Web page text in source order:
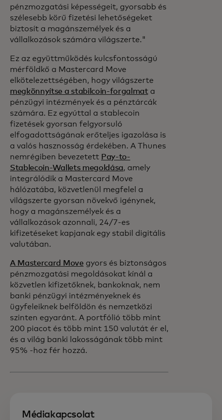
pénzmozgatási képességeit, gyorsabb és
szélesebb körű fizetési lehetőségeket
biztosít a magánszemélyek és a
vállalkozások számára világszerte."
Ez az együttműködés kulcsfontosságú
mérföldkő a Mastercard Move
elkötelezettségében, hogy világszerte
megkönnyítse a stabilcoin-forgalmata
pénzügyi intézmények és a pénztárcák
számára. Ez egyúttal a stablecoin
fizetések gyorsan felgyorsuló
elfogadottságának erőteljes igazolása is
a valós hasznosság érdekében. A Thunes
nemrégiben bevezetett Pay-to-
Stablecoin-Wallets megoldása, amely
integrálódik a Mastercard Move
hálózatába, közvetlenül megfelel a
világszerte gyorsan növekvő igénynek,
hogy a magánszemélyek és a
vállalkozások azonnali, 24/7-es
kifizetéseket kapjanak egy stabil digitális
valutában.
A Mastercard Move gyors és biztonságos
pénzmozgatási megoldásokat kínál a
közvetlen kifizetőknek, bankoknak, nem
banki pénzügyi intézményeknek és
ügyfeleiknek belföldön és nemzetközi
szinten egyaránt. A portfólió több mint
200 piacot és több mint 150 valutát ér el,
és a világ banki lakosságának több mint
95% -hoz fér hozzá.
Médiakapcsolat